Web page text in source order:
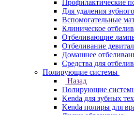
Профилактические
Для удаления
Вспомогательные
Клиническое
Отбеливающие
Отбеливание
Домашнее
Средства для
Полирующие системы
Назад
Полирующие
Kenda для зубных
Kenda полиры для